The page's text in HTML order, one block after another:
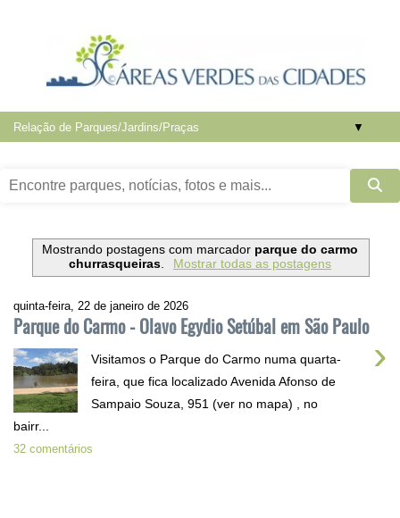
▼
Mostrando postagens com marcador parque do carmo
churrasqueiras. Mostrar todas as postagens
quinta-feira, 22 de janeiro de 2026
Parque do Carmo - Olavo Egydio Setúbal em São Paulo
›
Visitamos o Parque do Carmo numa quarta-
feira, que fica localizado Avenida Afonso de
Sampaio Souza, 951 (ver no mapa) , no
bairr...
32 comentários